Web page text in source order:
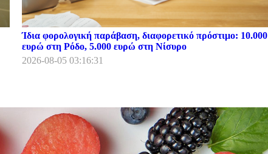
Ίδια φορολογική παράβαση, διαφορετικό πρόστιμο: 10.000
ευρώ στη Ρόδο, 5.000 ευρώ στη Νίσυρο
2026-08-05 03:16:31